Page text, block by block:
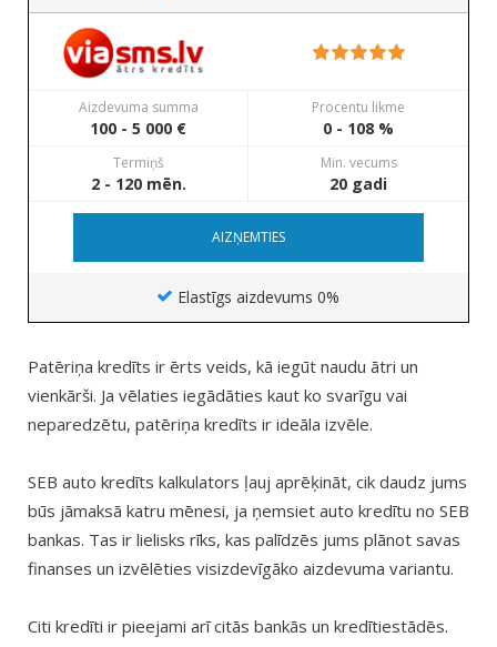
Aizdevuma summa
100 - 5 000 €
Procentu likme
0 - 108 %
Termiņš
2 - 120 mēn.
Min. vecums
20 gadi
AIZŅEMTIES
Elastīgs aizdevums 0%
Patēriņa kredīts ir ērts veids, kā iegūt naudu ātri un
vienkārši. Ja vēlaties iegādāties kaut ko svarīgu vai
neparedzētu, patēriņa kredīts ir ideāla izvēle.
SEB auto kredīts kalkulators ļauj aprēķināt, cik daudz jums
būs jāmaksā katru mēnesi, ja ņemsiet auto kredītu no SEB
bankas. Tas ir lielisks rīks, kas palīdzēs jums plānot savas
finanses un izvēlēties visizdevīgāko aizdevuma variantu.
Citi kredīti ir pieejami arī citās bankās un kredītiestādēs.